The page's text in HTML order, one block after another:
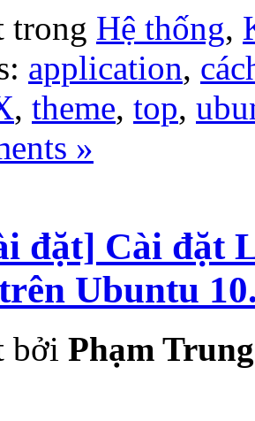
trong Hệ thống,
application,
, theme, top,
»
đặt] Cài đặt
Ubuntu
bởi Phạm